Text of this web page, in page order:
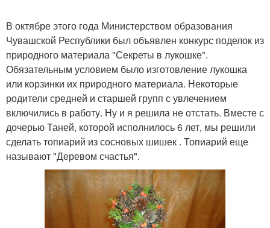
В октябре этого года Министерством образования
Чувашской Республики был объявлен конкурс поделок из
природного материала "Секреты в лукошке".
Обязательным условием было изготовление лукошка
или корзинки их природного материала. Некоторые
родители средней и старшей групп с увлечением
включились в работу. Ну и я решила не отстать. Вместе с
дочерью Таней, которой исполнилось 6 лет, мы решили
сделать топиарий из сосновых шишек . Топиарий еще
называют "Деревом счастья".